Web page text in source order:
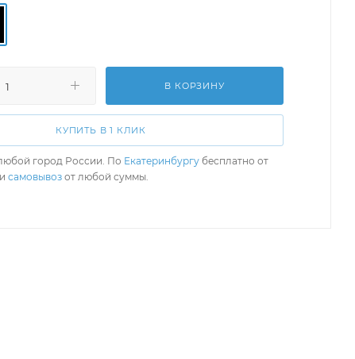
В КОРЗИНУ
КУПИТЬ В 1 КЛИК
город России. По Екатеринбургу бесплатно от
самовывоз от любой суммы.